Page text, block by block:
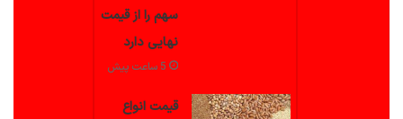
سهم را از قیمت
نهایی دارد
5 ساعت پیش
قیمت انواع